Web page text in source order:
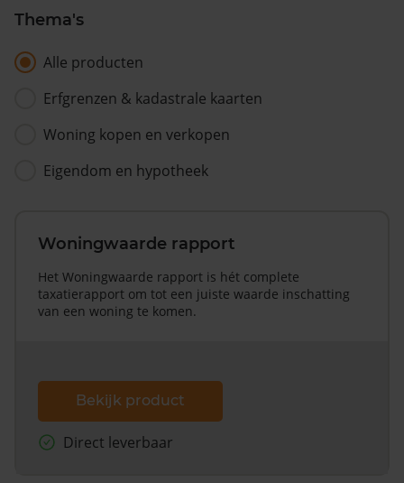
Thema's
Alle producten
Erfgrenzen & kadastrale kaarten
Woning kopen en verkopen
Eigendom en hypotheek
Woningwaarde rapport
Het Woningwaarde rapport is hét complete
taxatierapport om tot een juiste waarde inschatting
van een woning te komen.
Bekijk product
Direct leverbaar